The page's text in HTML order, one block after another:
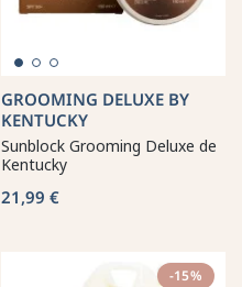
GROOMING DELUXE BY
KENTUCKY
Sunblock Grooming Deluxe de
Kentucky
21,99 €
-15%